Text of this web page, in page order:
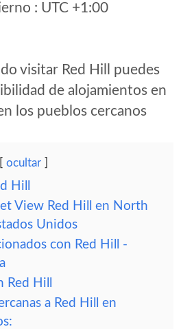
: UTC +1:00
visitar Red Hill puedes
de alojamientos en
los pueblos cercanos
ocultar
Hill
View Red Hill en North
Unidos
con Red Hill -
Hill
a Red Hill en